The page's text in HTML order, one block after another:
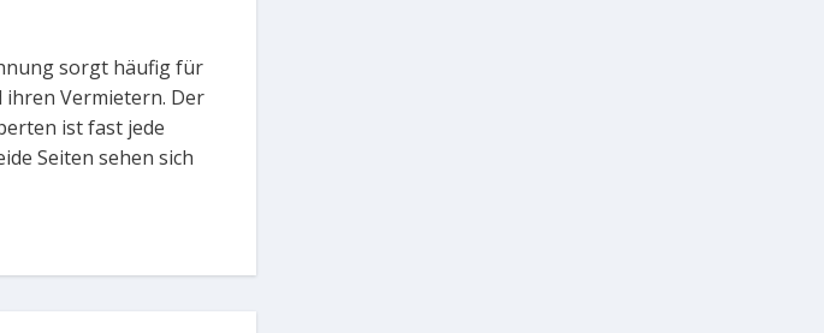
Vermietern. Der
ist fast jede
Seiten sehen sich